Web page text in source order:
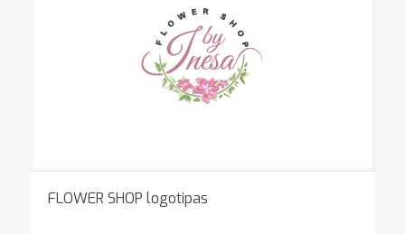
FLOWER SHOP logotipas